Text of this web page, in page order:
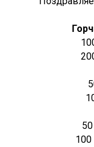
100